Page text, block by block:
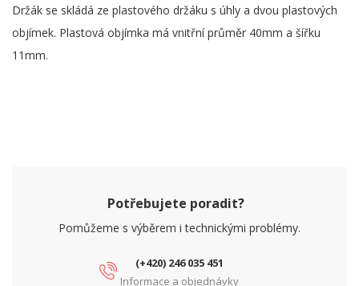
Držák se skládá ze plastového držáku s úhly a dvou plastových
objímek. Plastová objímka má vnitřní průměr 40mm a šířku
11mm.
Potřebujete poradit?
Pomůžeme s výběrem i technickými problémy.
(+420) 246 035 451
Informace a objednávky